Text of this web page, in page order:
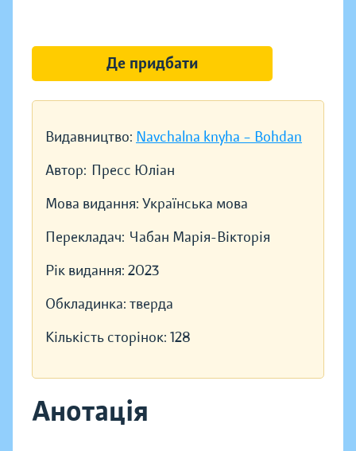
Видавництво: Navchalna knyha – Bohdan
Автор: Пресс Юліан
Мова видання: Українська мова
Перекладач: Чабан Марія-Вікторія
Рік видання: 2023
Обкладинка: тверда
Кількість сторінок: 128
Анотація
Де придбати